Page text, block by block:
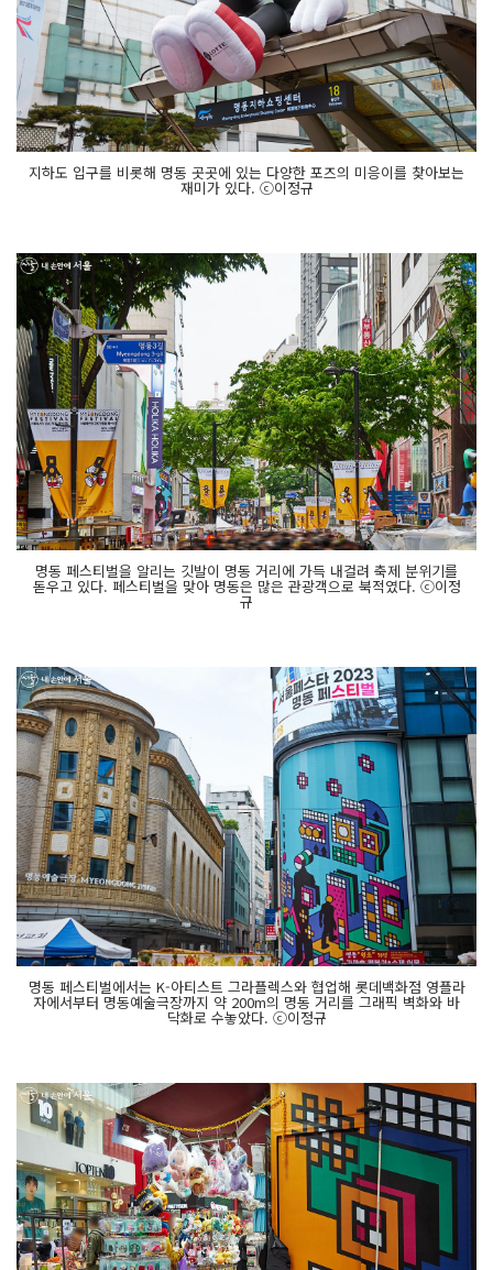
지하도 입구를 비롯해 명동 곳곳에 있는 다양한 포즈의 미응이를 찾아보는
재미가 있다. ⓒ이정규
명동 페스티벌을 알리는 깃발이 명동 거리에 가득 내걸려 축제 분위기를
돋우고 있다. 페스티벌을 맞아 명동은 많은 관광객으로 북적였다. ⓒ이정
규
명동 페스티벌에서는 K-아티스트 그라플렉스와 협업해 롯데백화점 영플라
자에서부터 명동예술극장까지 약 200m의 명동 거리를 그래픽 벽화와 바
닥화로 수놓았다. ⓒ이정규